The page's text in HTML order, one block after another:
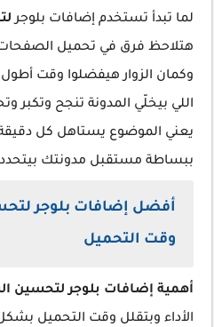
لما تبدأ تستخدم إضافات بلوجر
هتلاحظ فرق في تحميل
وكمان الزوار هيفضلوا وقت
اللي بيخلّي المدونة تنجح وتكبر
يعني الموضوع يستاهل كل دقيقة
ببساطة مستقبل مدونتك
أفضل إضافات بلوجر
وقت التحميل
أهمية إضافات بلوجر لتحسين
الأداء وبتقلل وقت التحميل